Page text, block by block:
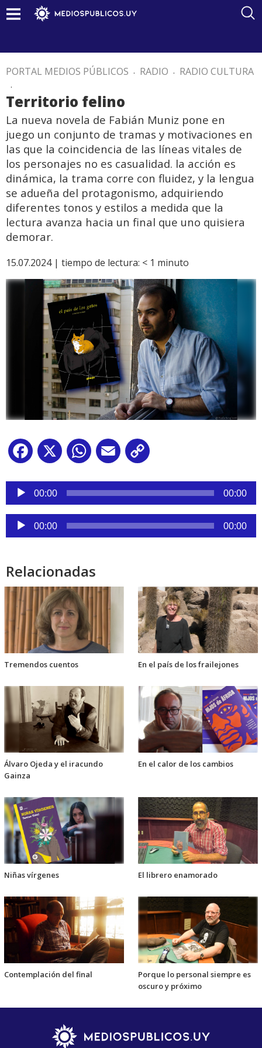
PORTAL MEDIOS PÚBLICOS . RADIO . RADIO CULTURA
.
Territorio felino
La nueva novela de Fabián Muniz pone en
juego un conjunto de tramas y motivaciones en
las que la coincidencia de las líneas vitales de
los personajes no es casualidad. la acción es
dinámica, la trama corre con fluidez, y la lengua
se adueña del protagonismo, adquiriendo
diferentes tonos y estilos a medida que la
lectura avanza hacia un final que uno quisiera
demorar.
15.07.2024 | tiempo de lectura: < 1 minuto
Facebook
X WhatsApp
Email
Reproductor
audio
00:00 00:00
Reproductor
de
00:00 00:00
Relacionadas
Tremendos cuentos En el país de los frailejones
Álvaro Ojeda y el iracundo
Gainza
En el calor de los cambios
Niñas vírgenes El librero enamorado
Contemplación del final
Porque lo personal siempre es
oscuro y próximo